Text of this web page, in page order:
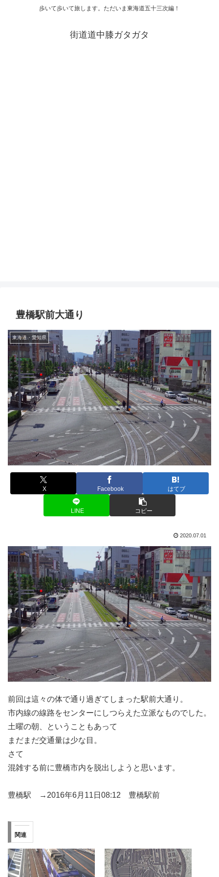
歩いて歩いて旅します。ただいま東海道五十三次編！
街道道中膝ガタガタ
豊橋駅前大通り
東海道・愛知県
X Facebook はてブ
LINE コピー
2020.07.01
前回は這々の体で通り過ぎてしまった駅前大通り。
市内線の線路をセンターにしつらえた立派なものでした。
土曜の朝、ということもあって
まだまだ交通量は少な目。
さて
混雑する前に豊橋市内を脱出しようと思います。
豊橋駅 →2016年6月11日08:12 豊橋駅前
関連